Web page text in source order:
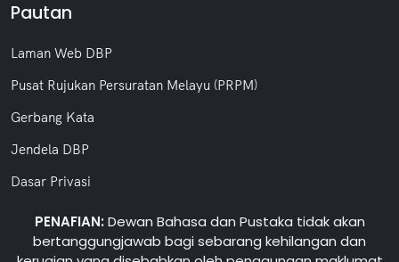
Pautan
Laman Web DBP
Pusat Rujukan Persuratan Melayu (PRPM)
Gerbang Kata
Jendela DBP
Dasar Privasi
PENAFIAN: Dewan Bahasa dan Pustaka tidak akan
bertanggungjawab bagi sebarang kehilangan dan